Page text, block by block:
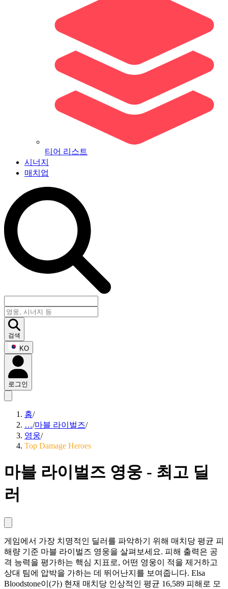
티어 리스트
시너지
매치업
검색
KO
로그인
홈/
…/마블 라이벌즈/
영웅/
Top Damage Heroes
마블 라이벌즈 영웅 - 최고 딜
러
게임에서 가장 치명적인 딜러를 파악하기 위해 매치당 평균 피
해량 기준 마블 라이벌즈 영웅을 살펴보세요. 피해 출력은 공
격 능력을 평가하는 핵심 지표로, 어떤 영웅이 적을 제거하고
상대 팀에 압박을 가하는 데 뛰어난지를 보여줍니다. Elsa
Bloodstone이(가) 현재 매치당 인상적인 평균 16,589 피해로 모